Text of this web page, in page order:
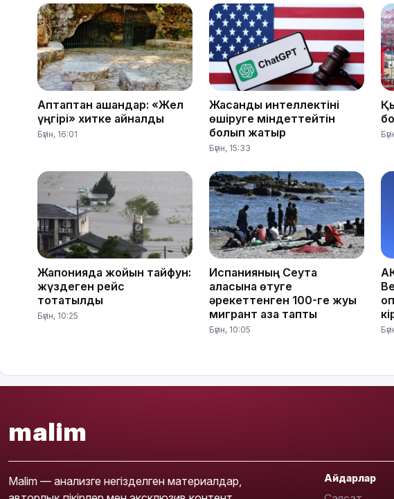
Аптаптан қашқандар: «Жел
үңгірі» хитке айналды
Бүгін, 16:01
Жасанды интеллектіні
өшіруге міндеттейтін
болып жатыр
Бүгін, 15:33
Жапонияда жойқын тайфун:
жүздеген рейс
тоқтатылды
Бүгін, 10:25
Испанияның Сеута
қаласына өтуге
әрекеттенген 100-ге жуық
мигрант қаза тапты
Бүгін, 10:05
malim
Malim — анализге негізделген материалдар,
Айдарлар